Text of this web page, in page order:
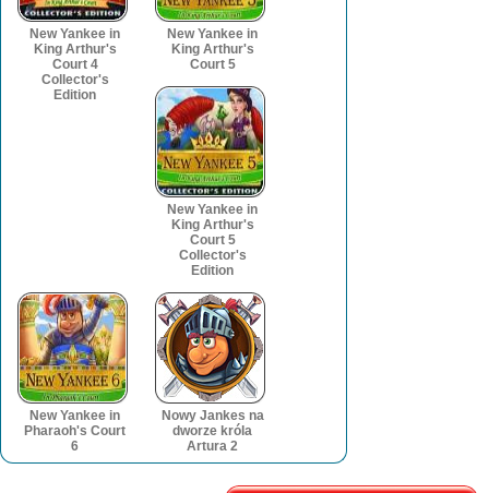
New Yankee in
King Arthur's
Court 4
Collector's
Edition
New Yankee in
King Arthur's
Court 5
New Yankee in
King Arthur's
Court 5
Collector's
Edition
New Yankee in
Pharaoh's Court
6
Nowy Jankes na
dworze króla
Artura 2